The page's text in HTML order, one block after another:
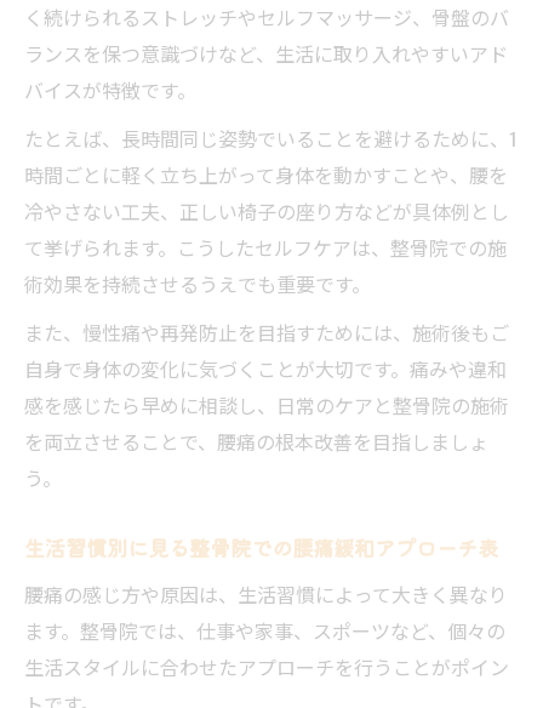
く続けられるストレッチやセルフマッサージ、骨盤のバ
ランスを保つ意識づけなど、生活に取り入れやすいアド
バイスが特徴です。
たとえば、長時間同じ姿勢でいることを避けるために、1
時間ごとに軽く立ち上がって身体を動かすことや、腰を
冷やさない工夫、正しい椅子の座り方などが具体例とし
て挙げられます。こうしたセルフケアは、整骨院での施
術効果を持続させるうえでも重要です。
また、慢性痛や再発防止を目指すためには、施術後もご
自身で身体の変化に気づくことが大切です。痛みや違和
感を感じたら早めに相談し、日常のケアと整骨院の施術
を両立させることで、腰痛の根本改善を目指しましょ
う。
生活習慣別に見る整骨院での腰痛緩和アプローチ表
腰痛の感じ方や原因は、生活習慣によって大きく異なり
ます。整骨院では、仕事や家事、スポーツなど、個々の
生活スタイルに合わせたアプローチを行うことがポイン